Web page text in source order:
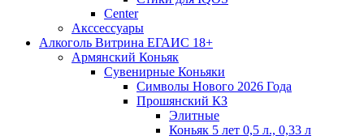
Сenter
Акссессуары
Алкоголь Витрина ЕГАИС 18+
Армянский Коньяк
Сувенирные Коньяки
Символы Нового 2026 Года
Прошянский КЗ
Элитные
Коньяк 5 лет 0,5 л., 0,33 л